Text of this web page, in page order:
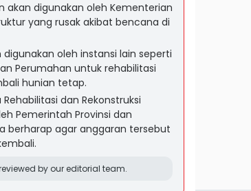
akan digunakan oleh Kementerian
yang rusak akibat bencana di
oleh instansi lain seperti
Perumahan untuk rehabilitasi
hunian tetap.
dan Rekonstruksi
Pemerintah Provinsi dan
berharap agar anggaran tersebut
by our editorial team.